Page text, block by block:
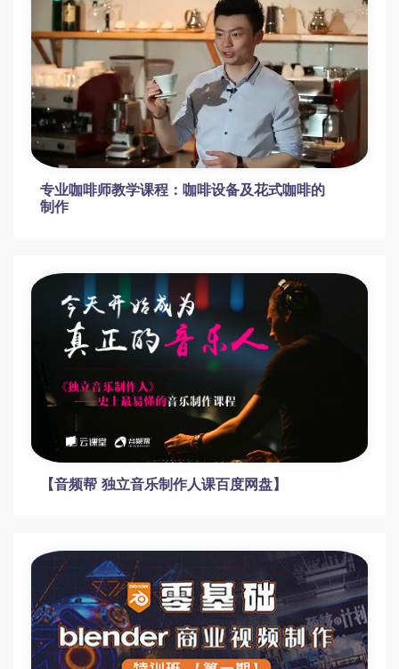
22种手工头饰制作教程：从巴洛克到森系轻
松入门DIY饰品
【写实头像全流程制作课百度网盘】【帕特里
克・斯图尔特】写实头像全流程制作